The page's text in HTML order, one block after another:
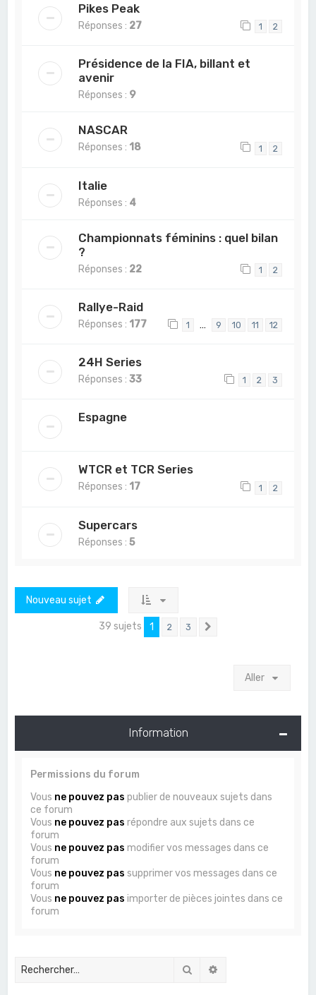
Pikes Peak
Réponses : 27 1 2
Présidence de la FIA, billant et
avenir
Réponses : 9
NASCAR
Réponses : 18 1 2
Italie
Réponses : 4
Championnats féminins : quel bilan
?
Réponses : 22 1 2
Rallye-Raid
Réponses : 177 1 … 9 10 11 12
24H Series
Réponses :33 1 2 3
Espagne
WTCR et TCR Series
Réponses : 17 1 2
Supercars
Réponses :5
Nouveau sujet
39 sujets 1 2 3
Aller
Information
Permissions du forum
Vous ne pouvez pas publier de nouveaux sujets dans
ce forum
Vous ne pouvez pas répondre aux sujets dans ce
forum
Vous ne pouvez pas modifier vos messages dans ce
forum
Vous ne pouvez pas supprimer vos messages dans ce
forum
Vous ne pouvez pas importer de pièces jointes dans ce
forum
Rechercher